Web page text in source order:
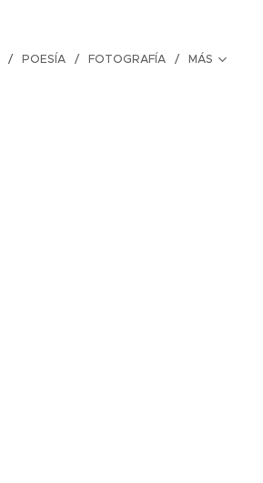
POESÍA FOTOGRAFÍA MÁS